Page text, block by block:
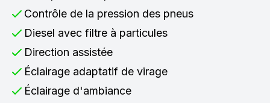
Contrôle de la pression des pneus
Diesel avec filtre à particules
Direction assistée
Éclairage adaptatif de virage
Éclairage d'ambiance